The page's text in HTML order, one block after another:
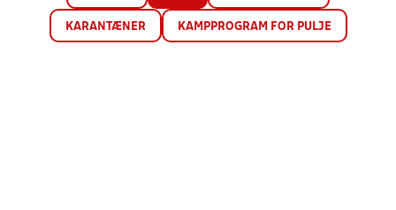
KARANTÆNER KAMPPROGRAM FOR PULJE